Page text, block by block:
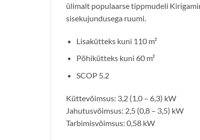
ülimalt populaarse tippmudeli
sisekujundusega ruumi.
Lisakütteks kuni 110 m²
Põhikütteks kuni 60 m²
SCOP 5.2
Küttevõimsus: 3,2 (1,0 – 6,3) kW
Jahutusvõimsus: 2,5 (0,8 – 3,5) kW
Tarbimisvõimsus: 0,58 kW